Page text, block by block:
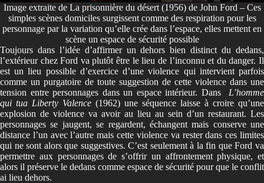
Image extraite de La prisonnière du désert (1956) de John Ford – Ces
simples scènes domiciles surgissent comme des respiration pour les
personnage par la variation qu’elle crée dans l’espace, elles mettent en
scène un espace de sécurité possible
Toujours dans l’idée d’affirmer un dehors bien distinct du dedans,
l’extérieur chez Ford va plutôt être le lieu de l’inconnu et du danger. Il
est un lieu possible d’exercice d’une violence qui intervient parfois
comme un purgatoire de toute suggestion de cette violence dans une
tension entre personnages dans un espace intérieur. Dans L’homme
qui tua Liberty Valence (1962) une séquence laisse à croire qu’une
explosion de violence va avoir au lieu au sein d’un restaurant. Les
personnages se jaugent, se regardent, échangent mais conserve une
distance l’un avec l’autre mais cette violence va rester dans ces limites
qui ne sont alors que suggestives. C’est seulement à la fin que Ford va
permettre aux personnages de s’offrir un affrontement physique, et
alors il préserve le dedans comme espace de sécurité pour que le conflit
ai lieu dehors.